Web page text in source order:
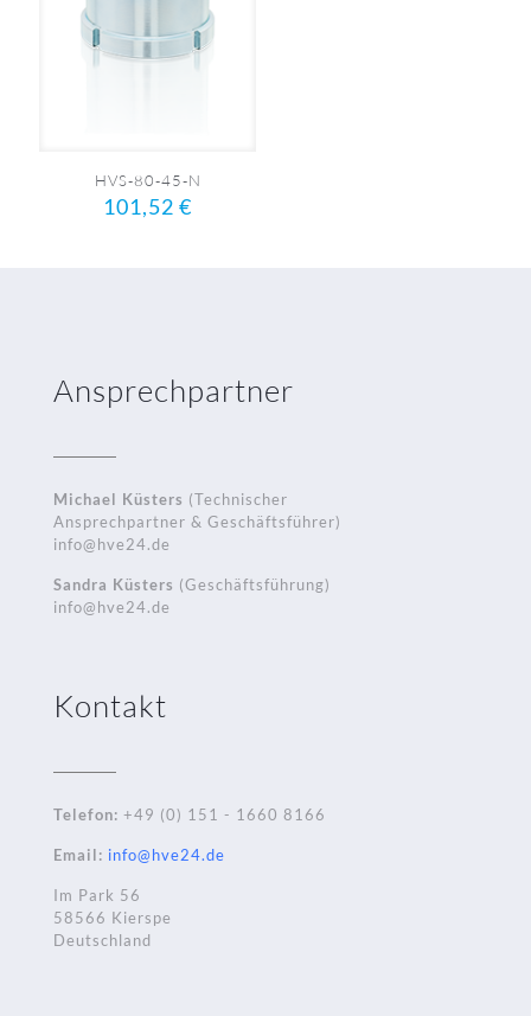
HVS-80-45-N
101,52€
Ansprechpartner
Michael Küsters (Technischer
Ansprechpartner & Geschäftsführer)
info@hve24.de
Sandra Küsters (Geschäftsführung)
info@hve24.de
Kontakt
Telefon: +49 (0) 151 - 1660 8166
Email: info@hve24.de
Im Park 56
58566 Kierspe
Deutschland